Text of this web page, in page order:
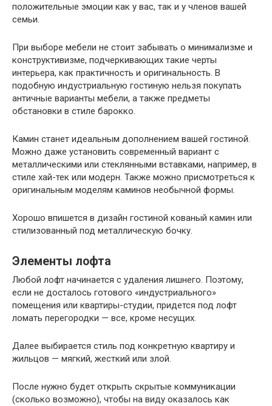
положительные эмоции как у вас, так и у членов вашей
семьи.
При выборе мебели не стоит забывать о минимализме и
конструктивизме, подчеркивающих такие черты
интерьера, как практичность и оригинальность. В
подобную индустриальную гостиную нельзя покупать
античные варианты мебели, а также предметы
обстановки в стиле барокко.
Камин станет идеальным дополнением вашей гостиной.
Можно даже установить современный вариант с
металлическими или стеклянными вставками, например, в
стиле хай-тек или модерн. Также можно присмотреться к
оригинальным моделям каминов необычной формы.
Хорошо впишется в дизайн гостиной кованый камин или
стилизованный под металлическую бочку.
Элементы лофта
Любой лофт начинается с удаления лишнего. Поэтому,
если не досталось готового «индустриального»
помещения или квартиры-студии, придется под лофт
ломать перегородки — все, кроме несущих.
Далее выбирается стиль под конкретную квартиру и
жильцов — мягкий, жесткий или злой.
После нужно будет открыть скрытые коммуникации
(сколько возможно), чтобы на виду оказалось как